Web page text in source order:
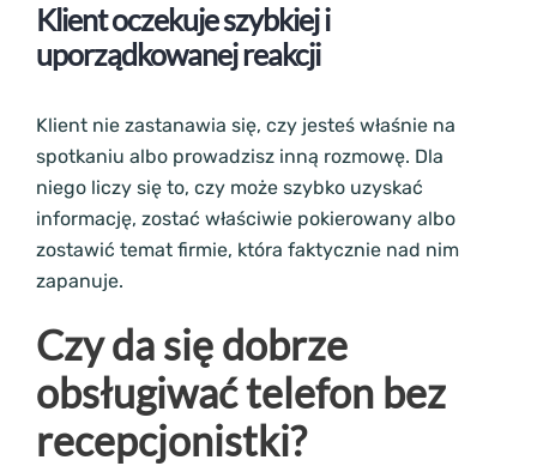
Klient oczekuje szybkiej i
uporządkowanej reakcji
Klient nie zastanawia się, czy jesteś właśnie na
spotkaniu albo prowadzisz inną rozmowę. Dla
niego liczy się to, czy może szybko uzyskać
informację, zostać właściwie pokierowany albo
zostawić temat firmie, która faktycznie nad nim
zapanuje.
Czy da się dobrze
obsługiwać telefon bez
recepcjonistki?